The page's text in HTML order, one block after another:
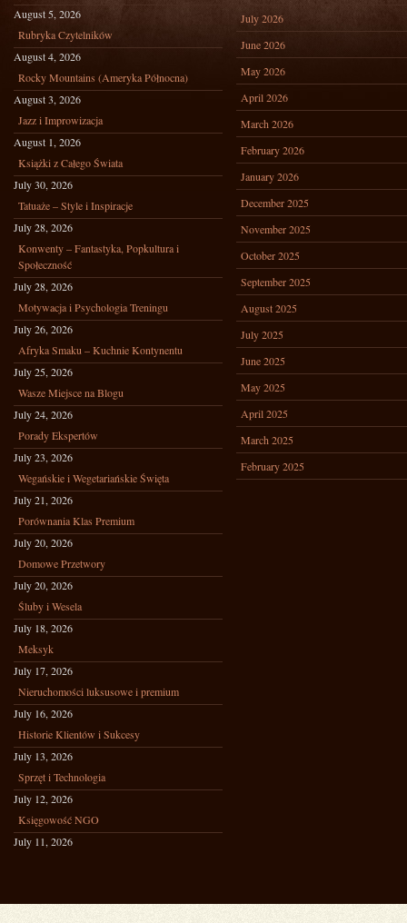
August 5, 2026
Rubryka Czytelników
August 4, 2026
Rocky Mountains (Ameryka Północna)
August 3, 2026
Jazz i Improwizacja
August 1, 2026
Książki z Całego Świata
July 30, 2026
Tatuaże – Style i Inspiracje
July 28, 2026
Konwenty – Fantastyka, Popkultura i
Społeczność
July 28, 2026
Motywacja i Psychologia Treningu
July 26, 2026
Afryka Smaku – Kuchnie Kontynentu
July 25, 2026
Wasze Miejsce na Blogu
July 24, 2026
Porady Ekspertów
July 23, 2026
Wegańskie i Wegetariańskie Święta
July 21, 2026
Porównania Klas Premium
July 20, 2026
Domowe Przetwory
July 20, 2026
Śluby i Wesela
July 18, 2026
Meksyk
July 17, 2026
Nieruchomości luksusowe i premium
July 16, 2026
Historie Klientów i Sukcesy
July 13, 2026
Sprzęt i Technologia
July 12, 2026
Księgowość NGO
July 11, 2026
July 2026
June 2026
May 2026
April 2026
March 2026
February 2026
January 2026
December 2025
November 2025
October 2025
September 2025
August 2025
July 2025
June 2025
May 2025
April 2025
March 2025
February 2025